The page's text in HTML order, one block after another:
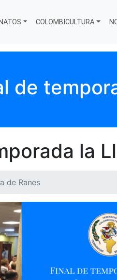
COLOMBICULTURA
de
la
de Ranes